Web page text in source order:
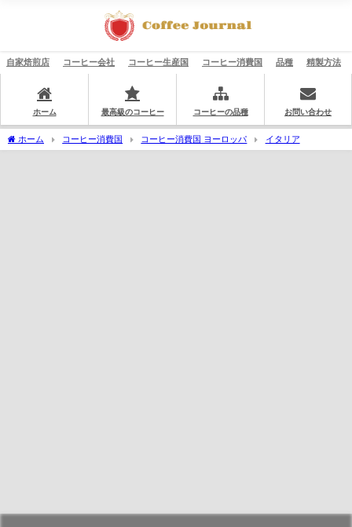
自家焙煎店 コーヒー会社 コーヒー生産国 コーヒー消費国 品種 精製方法
ホーム 最高級のコーヒー コーヒーの品種 お問い合わせ
ホーム コーヒー消費国 コーヒー消費国 ヨーロッパ イタリア